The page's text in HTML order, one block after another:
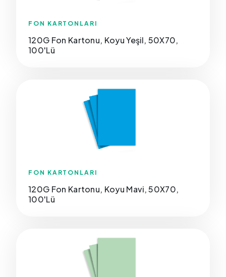
FON KARTONLARI
120G Fon Kartonu, Koyu Yeşil, 50X70,
100'Lü
FON KARTONLARI
120G Fon Kartonu, Koyu Mavi, 50X70,
100'Lü